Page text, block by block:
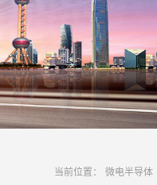
当前位置： 微电半导体